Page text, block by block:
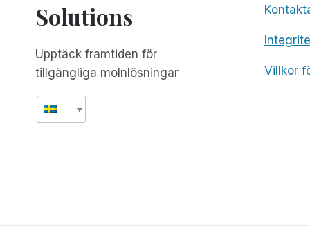
Solutions
Upptäck framtiden för
tillgängliga molnlösningar
Villkor